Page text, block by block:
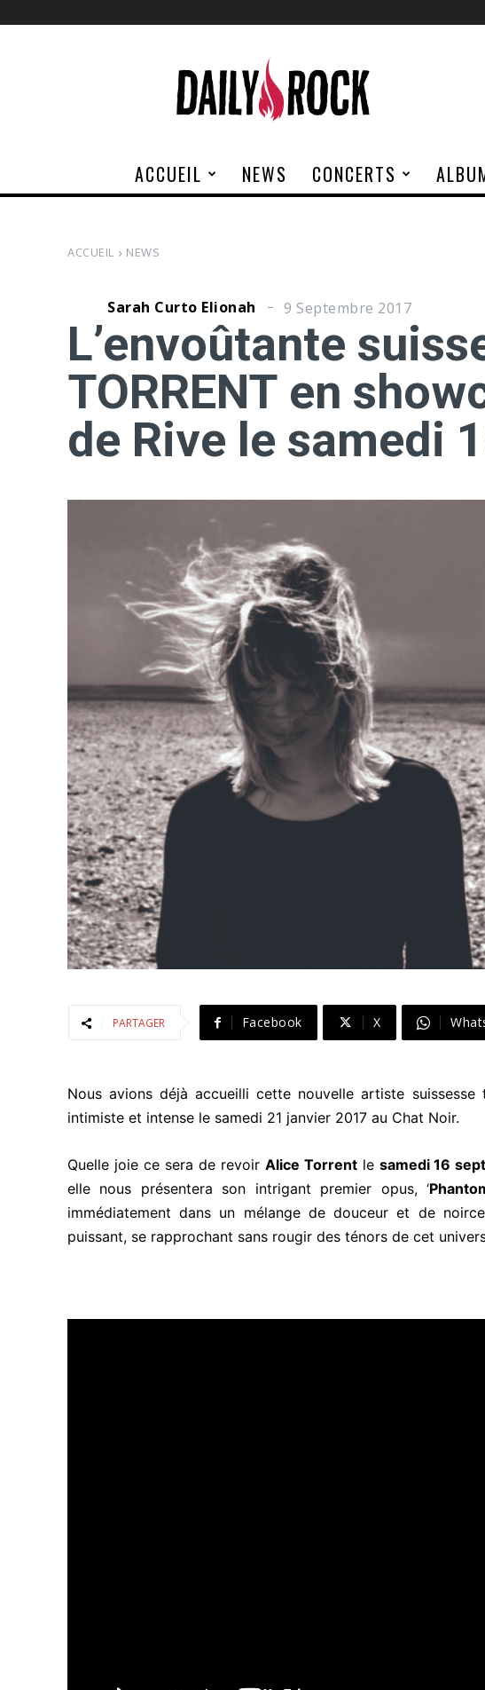
Rock
ACCUEIL NEWS CONCERTS
ACCUEIL NEWS
Sarah Curto Elionah 9 Septembre 2017
L’envoûtante
TORRENT en
de Rive le samedi
PARTAGER Facebook X
Nous avions déjà accueilli cette nouvelle artiste suissesse
intimiste et intense le samedi 21 janvier 2017 au Chat Noir.
Quelle joie ce sera de revoir Alice Torrentle samedi 16
elle nous présentera son intrigant premier opus, ‘
immédiatement dans un mélange de douceur et de
puissant, se rapprochant sans rougir des ténors de cet